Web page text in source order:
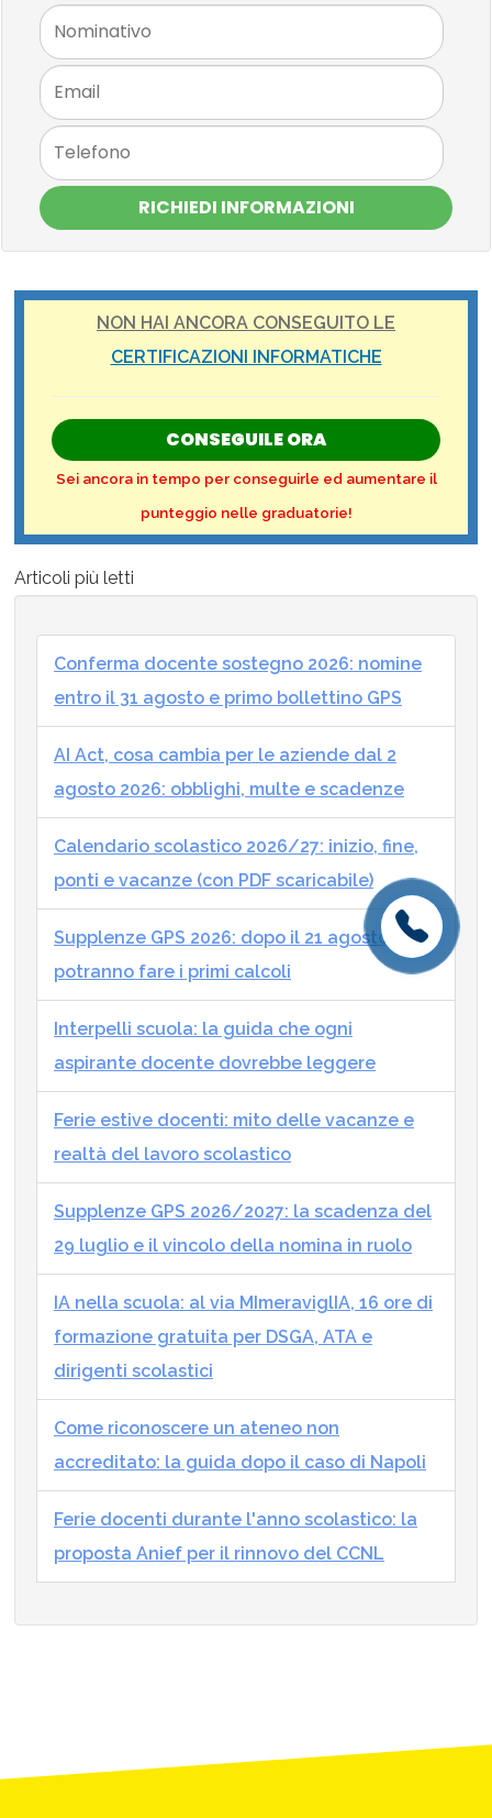
RICHIEDI INFORMAZIONI
NON HAI ANCORA CONSEGUITO LE
CERTIFICAZIONI INFORMATICHE
CONSEGUILE ORA
Sei ancora in tempo per conseguirle ed aumentare il
punteggio nelle graduatorie!
Articoli più letti
Conferma docente sostegno 2026: nomine
entro il 31 agosto e primo bollettino GPS
AI Act, cosa cambia per le aziende dal 2
agosto 2026: obblighi, multe e scadenze
Calendario scolastico 2026/27: inizio, fine,
ponti e vacanze (con PDF scaricabile)
Supplenze GPS 2026: dopo il 21 agosto si
potranno fare i primi calcoli
Interpelli scuola: la guida che ogni
aspirante docente dovrebbe leggere
Ferie estive docenti: mito delle vacanze e
realtà del lavoro scolastico
Supplenze GPS 2026/2027: la scadenza del
29 luglio e il vincolo della nomina in ruolo
IA nella scuola: al via MImeraviglIA, 16 ore di
formazione gratuita per DSGA, ATA e
dirigenti scolastici
Come riconoscere un ateneo non
accreditato: la guida dopo il caso di Napoli
Ferie docenti durante l'anno scolastico: la
proposta Anief per il rinnovo del CCNL